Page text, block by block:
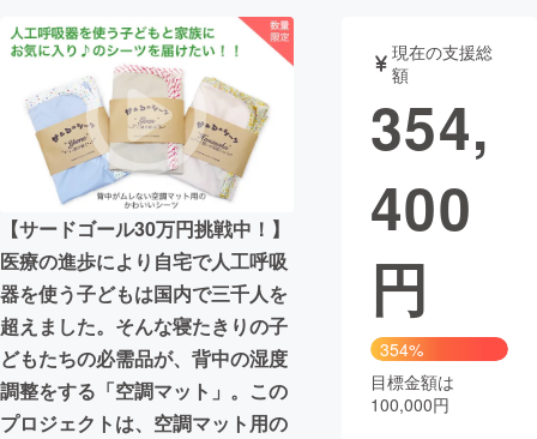
アート・写真 音楽
テクノロジー・ガジェット ゲーム・サ
映像・映画
ビジネス・起業
まちづくり・地域活性化
CAMPFIRE for Social Good
CAMPFIRE Creation
CAMPFIREふるさと納税machi-ya コミュニティ
【サードゴール30万円挑戦中！】
医療の進歩により自宅で人工呼吸
器を使う子どもは国内で三千人を
超えました。そんな寝たきりの子
どもたちの必需品が、背中の湿度
調整をする「空調マット」。この
プロジェクトは、空調マット用の
現在の支援総
額
354,
400
円
354%
目標金額は
100,000円